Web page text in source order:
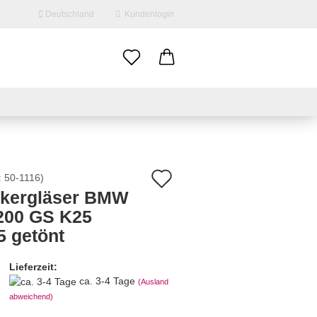
Deutschland Kundenlogin
vergessen?
50-1116)
BMW
GS K25
getönt
Lieferzeit:
ca. 3-4 Tage (Ausland
abweichend)